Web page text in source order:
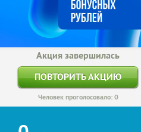
Акция завершилась
ПОВТОРИТЬ АКЦИЮ
Человек проголосовало: 0